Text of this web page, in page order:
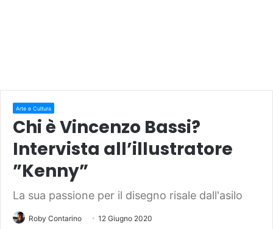
Arte e Cultura
Chi è Vincenzo Bassi?
Intervista all’illustratore
”Kenny”
La sua passione per il disegno risale dall'asilo
Roby Contarino 12 Giugno 2020